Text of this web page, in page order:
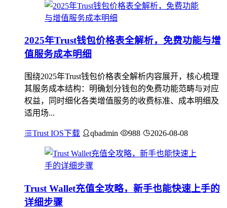
2025年Trust钱包价格表全解析，免费功能与增
值服务成本明细
围绕2025年Trust钱包价格表全解析内容展开，核心梳理
其服务成本结构：明确划分钱包的免费功能范畴与对应
权益，同时细化各类增值服务的收费标准、成本明细及
适用场...
Trust IOS下载 qbadmin 988 2026-08-08
Trust Wallet充值全攻略，新手也能快速上手的
详细步骤